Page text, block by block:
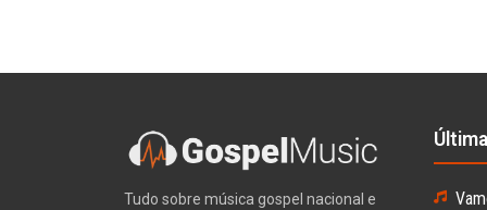
Tudo sobre música gospel nacional e